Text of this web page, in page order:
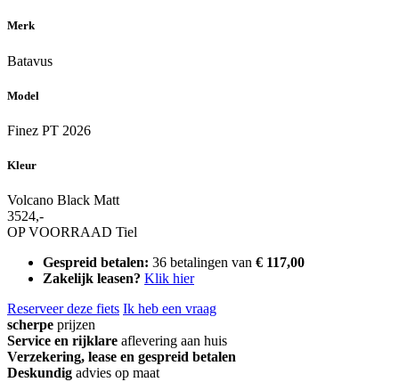
Merk
Batavus
Model
Finez PT 2026
Kleur
Volcano Black Matt
3524,-
OP VOORRAAD Tiel
Gespreid betalen: 36 betalingen van € 117,00
Zakelijk leasen? Klik hier
Reserveer deze fiets Ik heb een vraag
scherpe prijzen
Service en rijklare aflevering aan huis
Verzekering, lease en gespreid betalen
Deskundig advies op maat